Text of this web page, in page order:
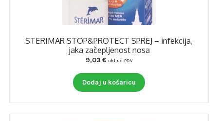
STERIMAR STOP&PROTECT SPREJ – infekcija,
jaka začepljenost nosa
9,03 € uključ. PDV
Dodaj u košaricu